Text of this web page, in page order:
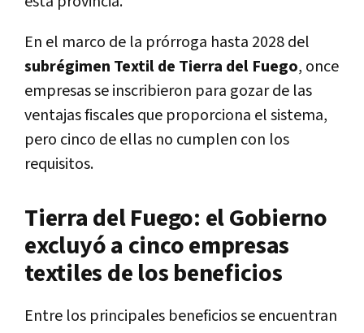
En el marco de la prórroga hasta 2028 del
subrégimen Textil de Tierra del Fuego, once
empresas se inscribieron para gozar de las
ventajas fiscales que proporciona el sistema,
pero cinco de ellas no cumplen con los
requisitos.
Tierra del Fuego: el Gobierno
excluyó a cinco empresas
textiles de los beneficios
Entre los principales beneficios se encuentran